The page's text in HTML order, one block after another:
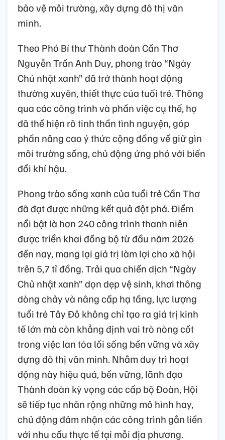
bảo vệ môi trường, xây dựng đô thị văn
minh.
Theo Phó Bí thư Thành đoàn Cần Thơ
Nguyễn Trần Anh Duy, phong trào “Ngày
Chủ nhật xanh” đã trở thành hoạt động
thường xuyên, thiết thực của tuổi trẻ. Thông
qua các công trình và phần việc cụ thể, họ
đã thể hiện rõ tinh thần tình nguyện, góp
phần nâng cao ý thức cộng đồng về giữ gìn
môi trường sống, chủ động ứng phó với biến
đổi khí hậu.
Phong trào sống xanh của tuổi trẻ Cần Thơ
đã đạt được những kết quả đột phá. Điểm
nổi bật là hơn 240 công trình thanh niên
được triển khai đồng bộ từ đầu năm 2026
đến nay, mang lại giá trị làm lợi cho xã hội
trên 5,7 tỉ đồng. Trải qua chiến dịch “Ngày
Chủ nhật xanh” dọn dẹp vệ sinh, khơi thông
dòng chảy và nâng cấp hạ tầng, lực lượng
tuổi trẻ Tây Đô không chỉ tạo ra giá trị kinh
tế lớn mà còn khẳng định vai trò nòng cốt
trong việc lan tỏa lối sống bền vững và xây
dựng đô thị văn minh. Nhằm duy trì hoạt
động này hiệu quả, bền vững, lãnh đạo
Thành đoàn kỳ vọng các cấp bộ Đoàn, Hội
sẽ tiếp tục nhân rộng những mô hình hay,
chủ động đảm nhận các công trình gắn liền
với nhu cầu thực tế tại mỗi địa phương.